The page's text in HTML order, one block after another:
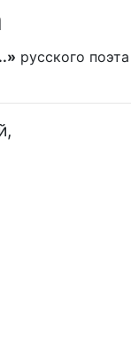
русского поэта